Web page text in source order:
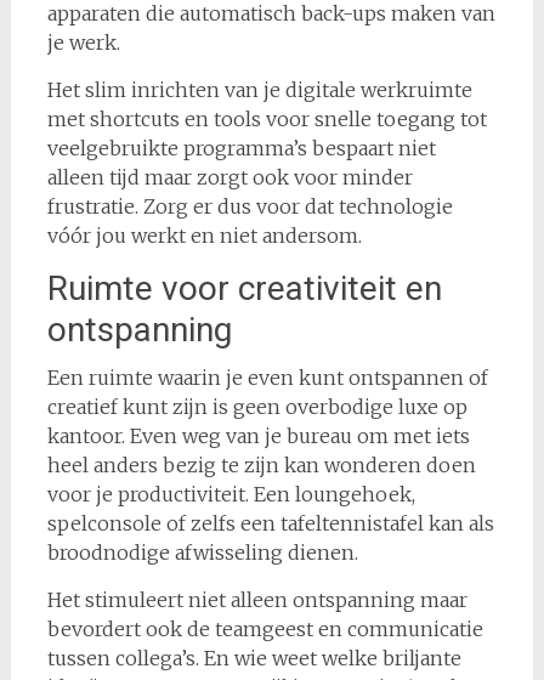
apparaten die automatisch back-ups maken van
je werk.
Het slim inrichten van je digitale werkruimte
met shortcuts en tools voor snelle toegang tot
veelgebruikte programma’s bespaart niet
alleen tijd maar zorgt ook voor minder
frustratie. Zorg er dus voor dat technologie
vóór jou werkt en niet andersom.
Ruimte voor creativiteit en
ontspanning
Een ruimte waarin je even kunt ontspannen of
creatief kunt zijn is geen overbodige luxe op
kantoor. Even weg van je bureau om met iets
heel anders bezig te zijn kan wonderen doen
voor je productiviteit. Een loungehoek,
spelconsole of zelfs een tafeltennistafel kan als
broodnodige afwisseling dienen.
Het stimuleert niet alleen ontspanning maar
bevordert ook de teamgeest en communicatie
tussen collega’s. En wie weet welke briljante